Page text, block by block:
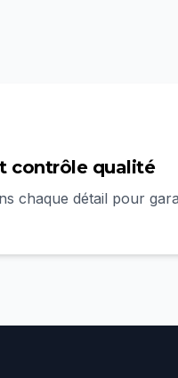
contrôle qualité
chaque détail pour